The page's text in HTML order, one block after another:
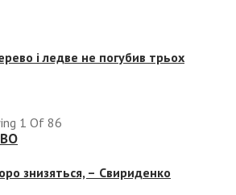
і ледве не погубив трьох
1 Of 86
знизяться, – Свириденко